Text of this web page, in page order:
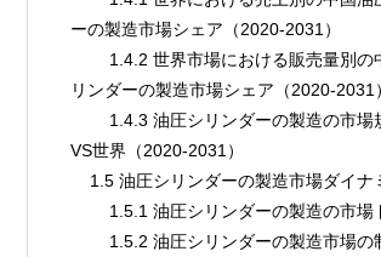
ーの製造市場シェア（2020-2031）
リンダーの製造市場シェア（2020-2031
VS世界（2020-2031）
1.5 油圧シリンダーの製造市場ダイ
1.5.1 油圧シリンダーの製造の市
1.5.2 油圧シリンダーの製造市場